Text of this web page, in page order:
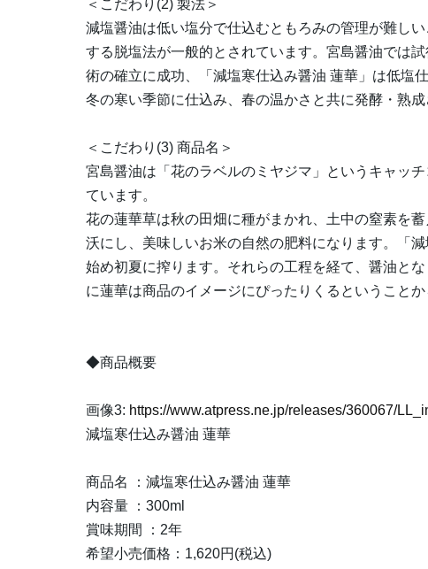
＜こだわり(2) 製法＞
減塩醤油は低い塩分で仕込むともろみの管理が難し
する脱塩法が一般的とされています。宮島醤油では
術の確立に成功、「減塩寒仕込み醤油 蓮華」は低塩
冬の寒い季節に仕込み、春の温かさと共に発酵・熟
＜こだわり(3) 商品名＞
宮島醤油は「花のラベルのミヤジマ」というキャッ
ています。
花の蓮華草は秋の田畑に種がまかれ、土中の窒素を
沃にし、美味しいお米の自然の肥料になります。「
始め初夏に搾ります。それらの工程を経て、醤油と
に蓮華は商品のイメージにぴったりくるということか
◆商品概要
画像3: https://www.atpress.ne.jp/releases/360067/
減塩寒仕込み醤油 蓮華
商品名 ：減塩寒仕込み醤油 蓮華
内容量 ：300ml
賞味期間 ：2年
希望小売価格：1,620円(税込)